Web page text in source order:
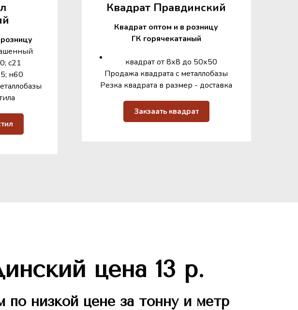
с21
н60
Квадрат Правдинский
Квадрат оптом и в розницу
ГК горячекатаный
квадрат от 8х8 до 50х50
Продажа квадрата с металлобазы
Резка квадрата в размер - доставка
Закзаать квадрат
цена 13 р.
низкой цене за тонну и метр